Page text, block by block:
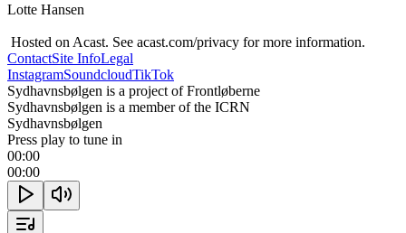
Lotte Hansen
Hosted on Acast. See acast.com/privacy for more information.
ContactSite InfoLegal
InstagramSoundcloudTikTok
Sydhavnsbølgen is a project of Frontløberne
Sydhavnsbølgen is a member of the ICRN
Sydhavnsbølgen
Press play to tune in
00:00
00:00